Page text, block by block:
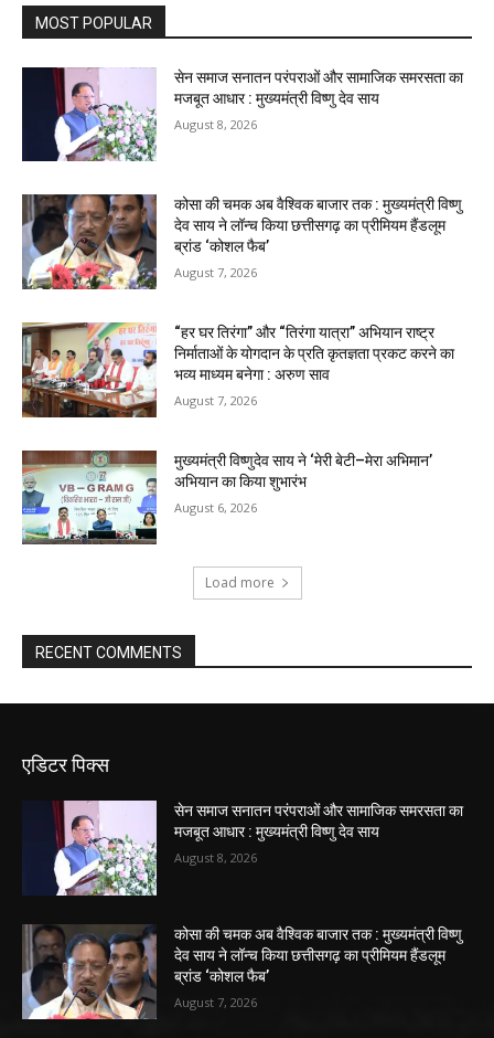
MOST POPULAR
सेन समाज सनातन परंपराओं और सामाजिक समरसता का
मजबूत आधार : मुख्यमंत्री विष्णु देव साय
August 8, 2026
कोसा की चमक अब वैश्विक बाजार तक : मुख्यमंत्री विष्णु
देव साय ने लॉन्च किया छत्तीसगढ़ का प्रीमियम हैंडलूम
ब्रांड ‘कोशल फैब’
August 7, 2026
“हर घर तिरंगा” और “तिरंगा यात्रा” अभियान राष्ट्र
निर्माताओं के योगदान के प्रति कृतज्ञता प्रकट करने का
भव्य माध्यम बनेगा : अरुण साव
August 7, 2026
मुख्यमंत्री विष्णुदेव साय ने ‘मेरी बेटी–मेरा अभिमान’
अभियान का किया शुभारंभ
August 6, 2026
Load more
RECENT COMMENTS
एडिटर पिक्स
सेन समाज सनातन परंपराओं और सामाजिक समरसता का
मजबूत आधार : मुख्यमंत्री विष्णु देव साय
August 8, 2026
कोसा की चमक अब वैश्विक बाजार तक : मुख्यमंत्री विष्णु
देव साय ने लॉन्च किया छत्तीसगढ़ का प्रीमियम हैंडलूम
ब्रांड ‘कोशल फैब’
August 7, 2026